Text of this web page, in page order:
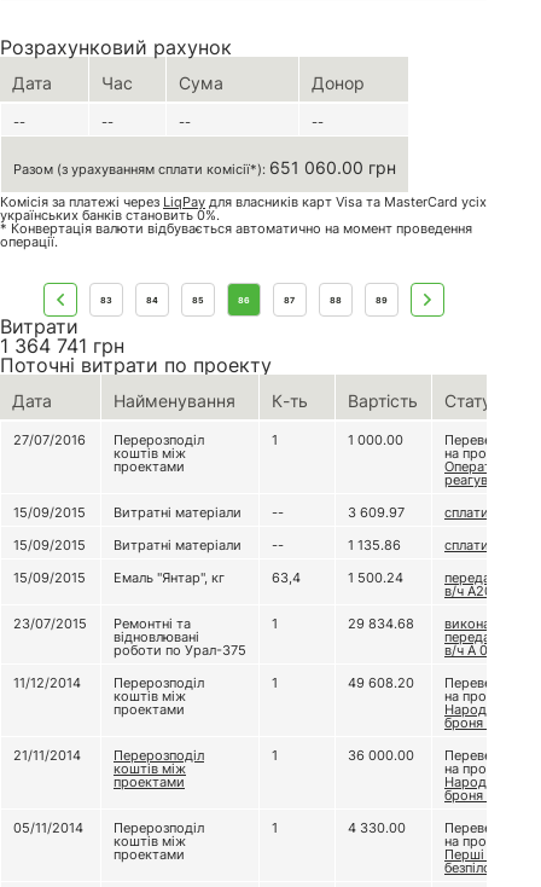
Розрахунковий рахунок
Дата Час Сума Донор
-- -- -- --
Разом (з урахуванням сплати комісії*): 651 060.00 грн
Комісія за платежі через LiqPay для власників карт Visa та MasterCard усіх
українських банків становить 0%.
* Конвертація валюти відбувається автоматично на момент проведення
операції.
83 84 85 86 87 88 89
Витрати
1 364 741 грн
Поточні витрати по проекту
Дата Найменування К-ть Вартість Статус
27/07/2016 Перерозподіл
коштів між
проектами
1 1 000.00 Переведено
на проект
Оперативне
реагування
15/09/2015
Витратні матеріали -- 3 609.97
сплатили
15/09/2015
Витратні матеріали -- 1 135.86
сплатили
15/09/2015
Емаль "Янтар", кг 63,4 1 500.24 передали до
в/ч А2062
23/07/2015
Ремонтні та
відновлювані
роботи по Урал-375
1 29 834.68 виконано,
передали до
в/ч А 0224
11/12/2014
Перерозподіл
коштів між
проектами
1 49 608.20 Переведено
на проект
Народна
броня 2
21/11/2014
Перерозподіл
коштів між
проектами
1 36 000.00 Переведено
на проект
Народна
броня 2
05/11/2014
Перерозподіл
коштів між
проектами
1 4 330.00 Переведено
на проект
Перші народні
безпілотники